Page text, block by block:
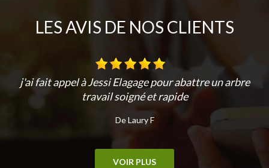
LES AVIS DE NOS CLIENTS
j'ai fait appel à Jessi Elagage pour abattre un arbre
travail soigné et rapide
De Laury F
VOIR PLUS